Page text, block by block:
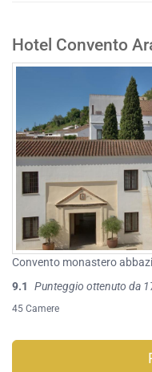
Hotel Convento
Convento monastero
9.1
Punteggio ottenuto da
45 Camere